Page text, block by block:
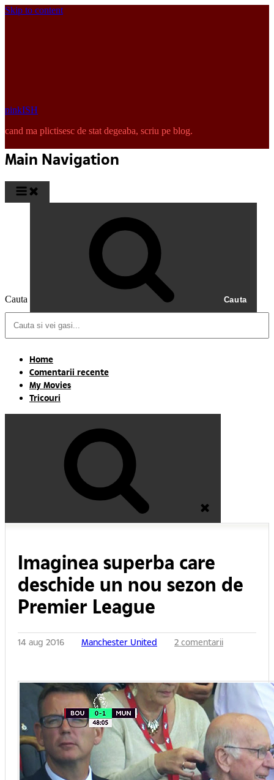
Skip to content
pinkISH
cand ma plictisesc de stat degeaba, scriu pe blog.
Main Navigation
Cauta Cauta
Home
Comentarii recente
My Movies
Tricouri
Imaginea superba care
deschide un nou sezon de
Premier League
14 aug 2016 Manchester United 2 comentarii